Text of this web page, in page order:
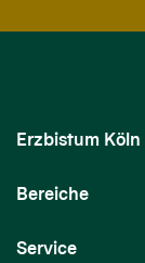
Erzbistum Köln
Bereiche
Service